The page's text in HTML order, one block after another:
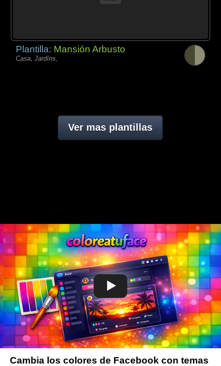
Plantilla: Mansión Arbusto
Casa, Jardíns,
Ver mas plantillas
Cambia los colores de Facebook con temas